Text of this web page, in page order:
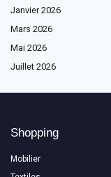
Janvier 2026
Mars 2026
Mai 2026
Juillet 2026
Shopping
Mobilier